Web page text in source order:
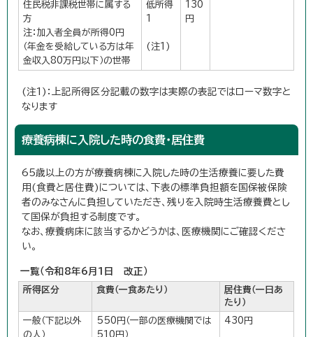
住民税非課税世帯に属する
方
注：加入者全員が所得0円
（年金を受給している方は年
金収入80万円以下）の世帯
低所得
1
(注1)
130
円
(注1)：上記所得区分記載の数字は実際の表記ではローマ数字と
なります
療養病棟に入院した時の食費・居住費
65歳以上の方が療養病棟に入院した時の生活療養に要した費
用(食費と居住費)については、下表の標準負担額を国保被保険
者のみなさんに負担していただき、残りを入院時生活療養費とし
て国保が負担する制度です。
なお、療養病床に該当するかどうかは、医療機関にご確認くださ
い。
一覧（令和8年6月1日 改正）
所得区分 食費（一食あたり）
居住費（一日あ
たり）
一般（下記以外
の人）
550円（一部の医療機関では
510円）
430円